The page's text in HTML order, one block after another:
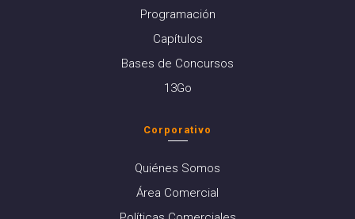
Programación
Capítulos
Bases de Concursos
13Go
Corporativo
Quiénes Somos
Área Comercial